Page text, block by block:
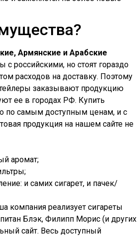
Армянские и Арабские
с российскими, но стоят гораздо
расходов на доставку. Поэтому
заказывают продукцию
ее в городах РФ. Купить
по самым доступным ценам, и с
продукция на нашем сайте не
аромат;
и самих сигарет, и пачек/
компания реализует сигареты
Блэк, Филипп Морис (и других
сайт. Весь доступный